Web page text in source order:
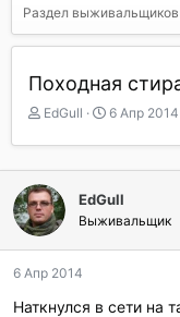
Раздел выживальщиков
Походная
А
т
о
р
т
е
м
ы
EdGull
Д
т
а
а
ч
а
6 Апр 2014
EdGull
Выживальщик
6 Апр 2014
Наткнулся в сети на